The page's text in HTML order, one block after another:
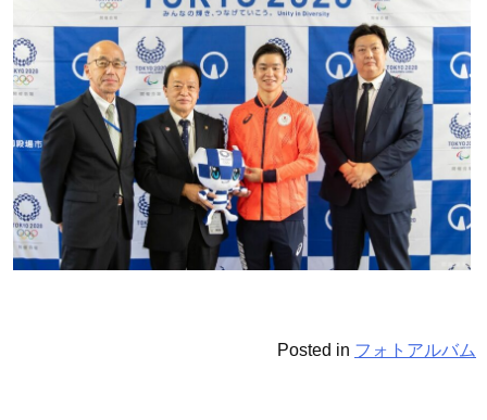
Posted in フォトアルバム